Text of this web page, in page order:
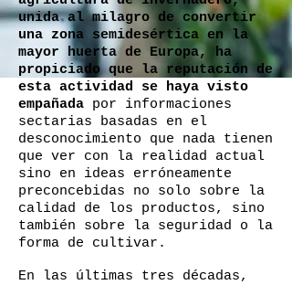
unida al milagro de convertir
una zona semidesértica en la
mayor huerta de Europa, ha
propiciado que la reputación de
esta actividad se haya visto
empañada por informaciones
sectarias basadas en el
desconocimiento que nada tienen
que ver con la realidad actual
sino en ideas erróneamente
preconcebidas no solo sobre la
calidad de los productos, sino
también sobre la seguridad o la
forma de cultivar.
En las últimas tres décadas,